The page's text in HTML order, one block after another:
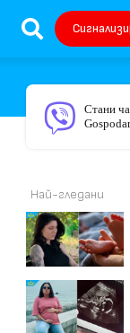
Стани
Най-гледани